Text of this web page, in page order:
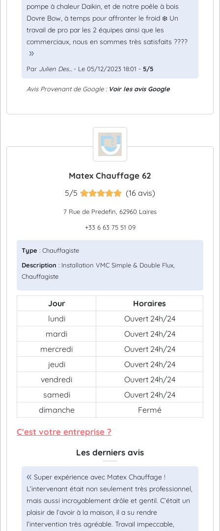
pompe à chaleur Daikin, et de notre poêle à bois
Dovre Bow, à temps pour affronter le froid ❄️ Un
travail de pro par les 2 équipes ainsi que les
commerciaux, nous en sommes très satisfaits ????
Par Julien Des... - Le 05/12/2023 18:01 - 5/5
Avis Provenant de Google : Voir les avis Google
Matex Chauffage 62
5/5 (16 avis)
7 Rue de Predefin, 62960 Laires
+33 6 63 75 51 09
Type : Chauffagiste
Description : Installation VMC Simple & Double Flux,
Chauffagiste
Jour
Horaires
lundi
Ouvert 24h/24
mardi
Ouvert 24h/24
mercredi
Ouvert 24h/24
jeudi
Ouvert 24h/24
vendredi
Ouvert 24h/24
samedi
Ouvert 24h/24
dimanche
Fermé
C'est votre entreprise ?
Les derniers avis
Super expérience avec Matex Chauffage !
L’intervenant était non seulement très professionnel,
mais aussi incroyablement drôle et gentil. C’était un
plaisir de l’avoir à la maison, il a su rendre
l’intervention très agréable. Travail impeccable,